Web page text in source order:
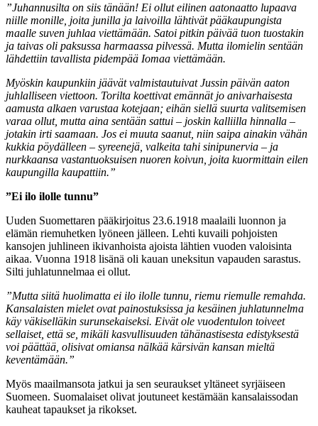
”Juhannusilta on siis tänään! Ei ollut eilinen aatonaatto lupaava
niille monille, joita junilla ja laivoilla lähtivät pääkaupungista
maalle suven juhlaa viettämään. Satoi pitkin päivää tuon tuostakin
ja taivas oli paksussa harmaassa pilvessä. Mutta ilomielin sentään
lähdettiin tavallista pidempää Iomaa viettämään.
Myöskin kaupunkiin jäävät valmistautuivat Jussin päivän aaton
juhlalliseen viettoon. Torilta koettivat emännät jo anivarhaisesta
aamusta alkaen varustaa kotejaan; eihän siellä suurta valitsemisen
varaa ollut, mutta aina sentään sattui – joskin kalliilla hinnalla –
jotakin irti saamaan. Jos ei muuta saanut, niin saipa ainakin vähän
kukkia pöydälleen – syreenejä, valkeita tahi sinipunervia – ja
nurkkaansa vastantuoksuisen nuoren koivun, joita kuormittain eilen
kaupungilla kaupattiin.”
”Ei ilo ilolle tunnu”
Uuden Suomettaren pääkirjoitus 23.6.1918 maalaili luonnon ja
elämän riemuhetken lyöneen jälleen. Lehti kuvaili pohjoisten
kansojen juhlineen ikivanhoista ajoista lähtien vuoden valoisinta
aikaa. Vuonna 1918 lisänä oli kauan uneksitun vapauden sarastus.
Silti juhlatunnelmaa ei ollut.
”Mutta siitä huolimatta ei ilo ilolle tunnu, riemu riemulle remahda.
Kansalaisten mielet ovat painostuksissa ja kesäinen juhlatunnelma
käy väkiselläkin surunsekaiseksi. Eivät ole vuodentulon toiveet
sellaiset, että se, mikäli kasvullisuuden tähänastisesta edistyksestä
voi päättää, olisivat omiansa nälkää kärsivän kansan mieltä
keventämään.”
Myös maailmansota jatkui ja sen seuraukset yltäneet syrjäiseen
Suomeen. Suomalaiset olivat joutuneet kestämään kansalaissodan
kauheat tapaukset ja rikokset.